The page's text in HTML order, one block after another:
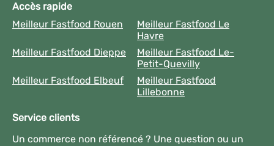
Accès rapide
Meilleur Fastfood Rouen
Meilleur Fastfood Le
Havre
Meilleur Fastfood Dieppe
Meilleur Fastfood Le-
Petit-Quevilly
Meilleur Fastfood Elbeuf
Meilleur Fastfood
Lillebonne
Service clients
Un commerce non référencé ? Une question ou un